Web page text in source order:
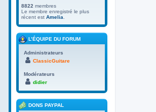
8822 membres
Le membre enregistré le plus
récent est Amelia
L’ÉQUIPE DU FORUM
Administrateurs
ClassicGuitare
Modérateurs
didier
DONS PAYPAL